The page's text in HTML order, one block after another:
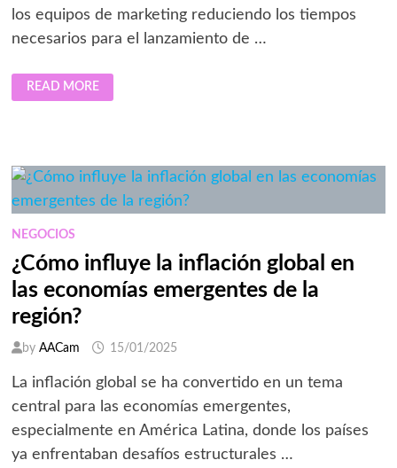
los equipos de marketing reduciendo los tiempos
necesarios para el lanzamiento de …
LA
INTELIGENCIA
ARTIFICIAL
MARKETING
EN
READ MORE
NEGOCIOS
¿Cómo influye la inflación global en
las economías emergentes de la
región?
by AACam 15/01/2025
La inflación global se ha convertido en un tema
central para las economías emergentes,
especialmente en América Latina, donde los países
ya enfrentaban desafíos estructurales …